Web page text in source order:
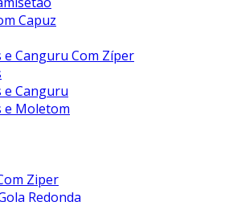
Capuz
e Canguru Com Zíper
e Canguru
e Moletom
Ziper
Redonda